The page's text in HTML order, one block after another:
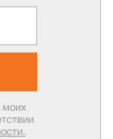
моих